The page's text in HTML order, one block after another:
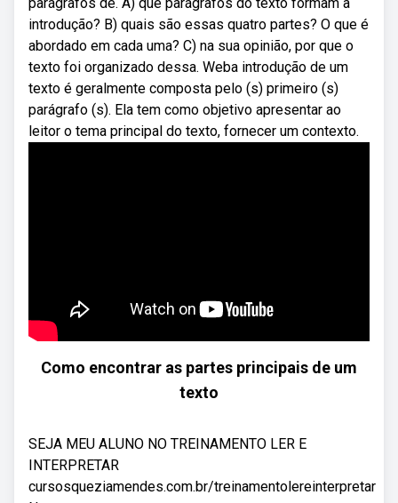
introdução? B) quais são essas quatro partes? O que é
abordado em cada uma? C) na sua opinião, por que o
texto foi organizado dessa. Weba introdução de um
texto é geralmente composta pelo (s) primeiro (s)
parágrafo (s). Ela tem como objetivo apresentar ao
leitor o tema principal do texto, fornecer um contexto.
Como encontrar as partes principais de um
texto
SEJA MEU ALUNO NO TREINAMENTO LER E
INTERPRETAR
cursosqueziamendes.com.br/treinamentolereinterpretar